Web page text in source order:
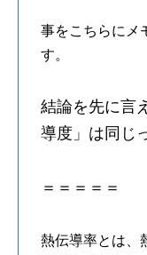
事をこちらにメ
す。
結論を先に言
導度」は同じ
＝＝＝＝＝
熱伝導率とは、